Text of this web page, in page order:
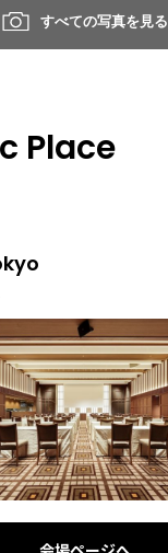
すべての写真を見る
Place